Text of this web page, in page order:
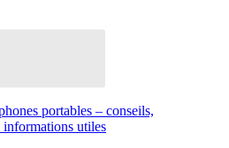
portables – conseils,
informations utiles